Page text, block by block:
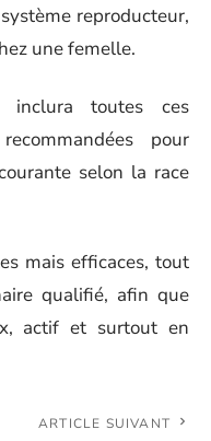
reproducteur,
une femelle.
inclura toutes ces
pour
selon la race
mais efficaces, tout
qualifié, afin que
actif et surtout en
ARTICLE SUIVANT